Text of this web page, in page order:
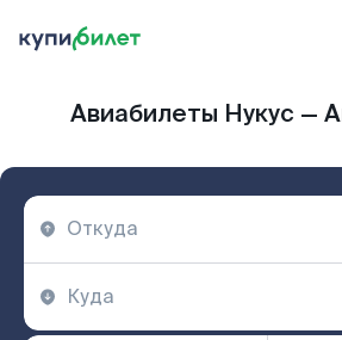
Авиабилеты Нукус —